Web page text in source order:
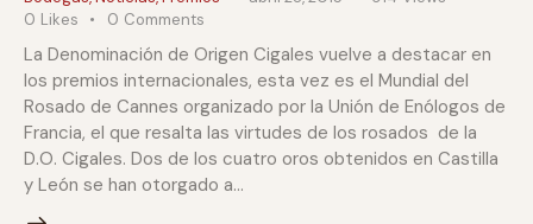
0 Likes 0 Comments
La Denominación de Origen Cigales vuelve a destacar en
los premios internacionales, esta vez es el Mundial del
Rosado de Cannes organizado por la Unión de Enólogos de
Francia, el que resalta las virtudes de los rosados de la
D.O. Cigales. Dos de los cuatro oros obtenidos en Castilla
y León se han otorgado a…